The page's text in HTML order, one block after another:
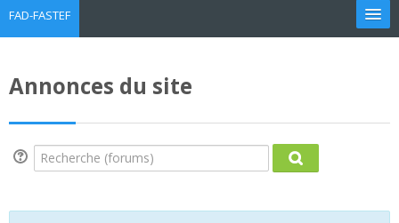
FAD-FASTEF
Rechercher
cours
Annonces du site
Recherche (forums)
Recherche